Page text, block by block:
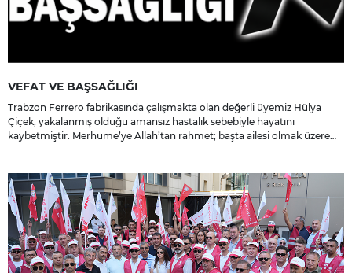
VEFAT VE BAŞSAĞLIĞI
Trabzon Ferrero fabrikasında çalışmakta olan değerli üyemiz Hülya
Çiçek, yakalanmış olduğu amansız hastalık sebebiyle hayatını
kaybetmiştir. Merhume’ye Allah’tan rahmet; başta ailesi olmak üzere